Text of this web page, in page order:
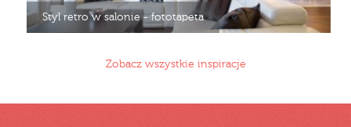
Styl retro w salonie - fototapeta
Zobacz wszystkie inspiracje